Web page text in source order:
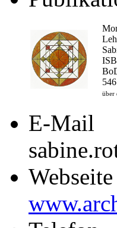
über
E-Mail
Webseite